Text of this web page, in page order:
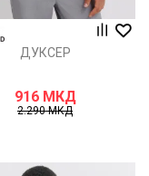
ДУКСЕР
916 МКД
2.290МКД